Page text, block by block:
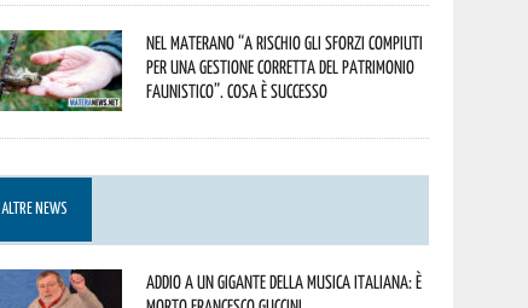
Nel materano “a rischio gli sforzi compiuti
per una gestione corretta del patrimonio
faunistico”. Cosa è successo
ALTRE NEWS
Addio a un gigante della musica italiana: è